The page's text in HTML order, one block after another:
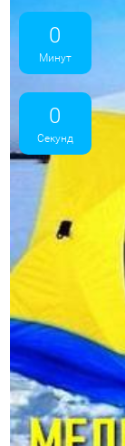
0
Минут
0
Секунд